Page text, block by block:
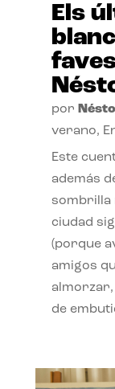
Els
por
verano,
Este
además
sombrilla
ciudad
(porque
amigos
almorzar,
de